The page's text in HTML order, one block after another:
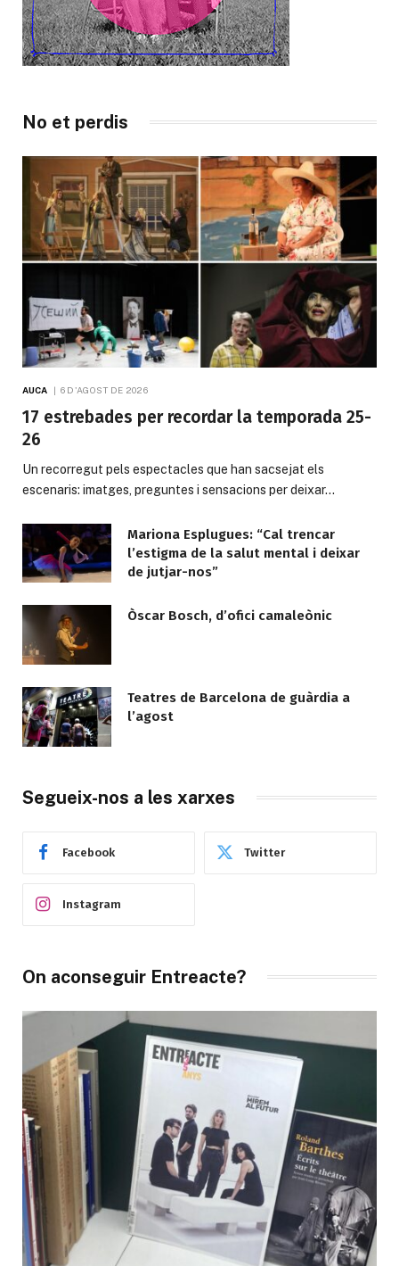
No et perdis
AUCA 6 D'AGOST DE 2026
17 estrebades per recordar la temporada 25-
26
Un recorregut pels espectacles que han sacsejat els
escenaris: imatges, preguntes i sensacions per deixar…
Mariona Esplugues: “Cal trencar
l’estigma de la salut mental i deixar
de jutjar-nos”
Òscar Bosch, d’ofici camaleònic
Teatres de Barcelona de guàrdia a
l’agost
Segueix-nos a les xarxes
Facebook Twitter
Instagram
On aconseguir Entreacte?